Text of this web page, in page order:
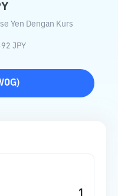
Yen Dengan Kurs
JPY
)